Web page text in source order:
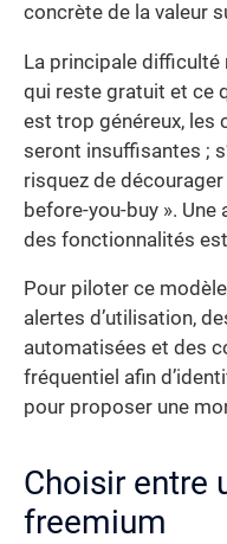
concrète de la valeur
La principale difficulté
qui reste gratuit et ce
est trop généreux, les
seront insuffisantes ;
risquez de décourager
before-you-buy ». Une
des fonctionnalités
Pour piloter ce
alertes d’utilisation,
automatisées et des
fréquentiel afin
pour proposer une
Choisir entre
freemium